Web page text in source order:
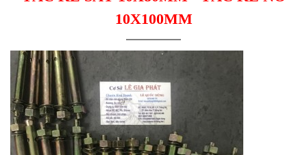
10X100MM